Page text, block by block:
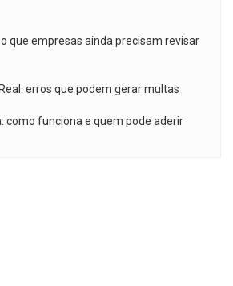
que empresas ainda precisam revisar
erros que podem gerar multas
como funciona e quem pode aderir